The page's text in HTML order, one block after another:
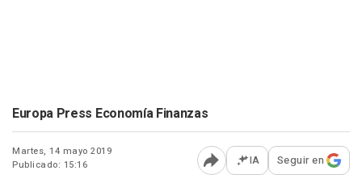
Europa Press Economía Finanzas
Martes, 14 mayo 2019
Publicado: 15:16
Abrir opciones para
IA Seguir en